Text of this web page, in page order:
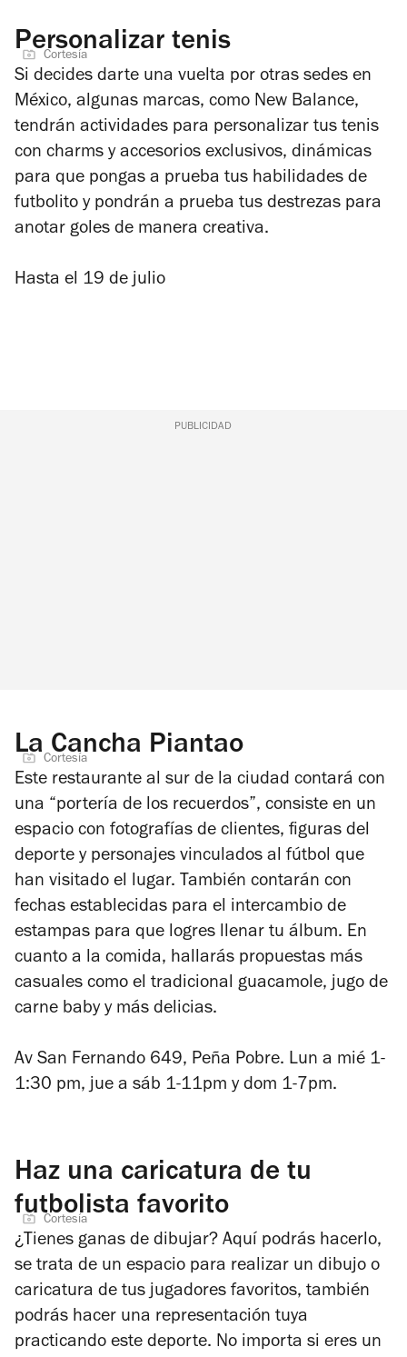
Personalizar tenis
Cortesía
Si decides darte una vuelta por otras sedes en
México, algunas marcas, como New Balance,
tendrán actividades para personalizar tus tenis
con charms y accesorios exclusivos, dinámicas
para que pongas a prueba tus habilidades de
futbolito y pondrán a prueba tus destrezas para
anotar goles de manera creativa.
Hasta el 19 de julio
PUBLICIDAD
La Cancha Piantao
Cortesía
Este restaurante al sur de la ciudad contará con
una “portería de los recuerdos”, consiste en un
espacio con fotografías de clientes, figuras del
deporte y personajes vinculados al fútbol que
han visitado el lugar. También contarán con
fechas establecidas para el intercambio de
estampas para que logres llenar tu álbum. En
cuanto a la comida, hallarás propuestas más
casuales como el tradicional guacamole, jugo de
carne baby y más delicias.
Av San Fernando 649, Peña Pobre. Lun a mié 1-
1:30 pm, jue a sáb 1-11pm y dom 1-7pm.
Haz una caricatura de tu
futbolista favorito
Cortesía
¿Tienes ganas de dibujar? Aquí podrás hacerlo,
se trata de un espacio para realizar un dibujo o
caricatura de tus jugadores favoritos, también
podrás hacer una representación tuya
practicando este deporte. No importa si eres un